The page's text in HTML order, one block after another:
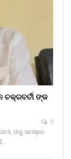
ଙ୍କ
0
ତାକୁ ସମସ୍ତେ